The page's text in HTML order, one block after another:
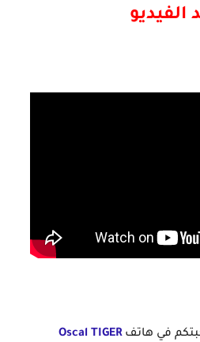
في هاتفOscal TIGER